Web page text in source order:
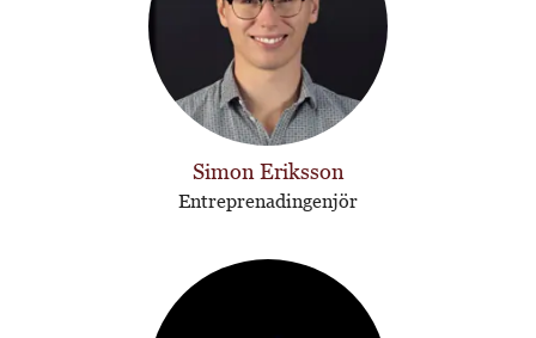
Simon Eriksson
Entreprenadingenjör